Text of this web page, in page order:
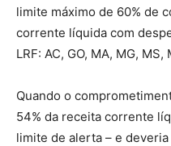
limite máximo de 60% de
corrente líquida com
LRF: AC, GO, MA, MG, MS,
Quando o
54% da receita corrente
limite de alerta – e